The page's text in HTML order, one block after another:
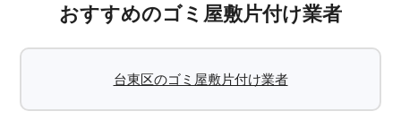
おすすめのゴミ屋敷片付け業者
台東区のゴミ屋敷片付け業者